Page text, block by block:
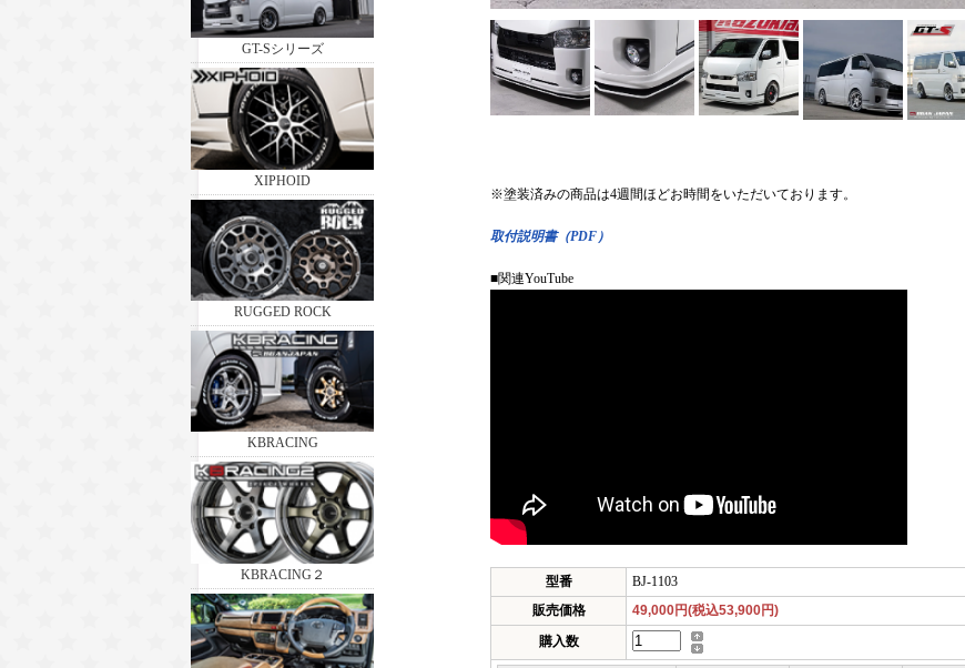
GT-Sシリーズ
XIPHOID
RUGGED ROCK
KBRACING
KBRACING２
※塗装済みの商品は4週間ほどお時間をいただいております。
取付説明書（PDF）
■関連YouTube
型番
BJ-1103
販売価格
49,000円(税込53,900円)
購入数